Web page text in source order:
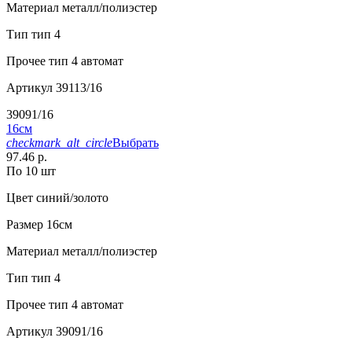
Материал металл/полиэстер
Тип тип 4
Прочее тип 4 автомат
Артикул 39113/16
39091/16
16см
checkmark_alt_circleВыбрать
97.46 р.
По 10 шт
Цвет синий/золото
Размер 16см
Материал металл/полиэстер
Тип тип 4
Прочее тип 4 автомат
Артикул 39091/16